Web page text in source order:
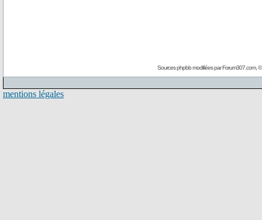
Sources phpbb modifiées parForum307.com, ©
mentions légales